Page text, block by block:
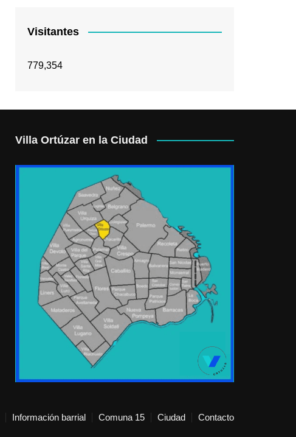
Visitantes
779,354
Villa Ortúzar en la Ciudad
Información barrial Comuna 15 Ciudad Contacto